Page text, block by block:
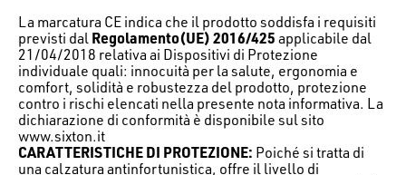
La marcatura CE indica che il prodotto soddisfa i requisiti
previsti dalRegolamento(UE) 2016/425applicabile dal
21/04/2018 relativa ai Dispositivi di Protezione
individuale quali: innocuità per la salute, ergonomia e
comfort, solidità e robustezza del prodotto, protezione
contro i rischi elencati nella presente nota informativa. La
dichiarazione di conformità è disponibile sul sito
www.sixton.it
CARATTERISTICHE DI PROTEZIONE: Poiché si tratta di
una calzatura antinfortunistica, offre il livello di